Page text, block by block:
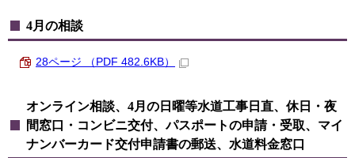
4月の相談
28ページ （PDF 482.6KB）
オンライン相談、4月の日曜等水道工事日直、休日・夜
間窓口・コンビニ交付、パスポートの申請・受取、マイ
ナンバーカード交付申請書の郵送、水道料金窓口